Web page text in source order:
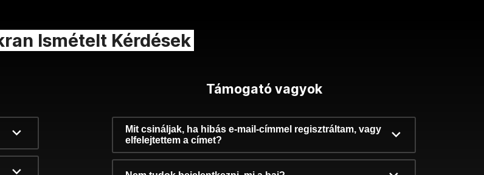
Ismételt Kérdések
Támogató vagyok
Mit csináljak, ha hibás e-mail-címmel regisztráltam, vagy
elfelejtettem a címet?